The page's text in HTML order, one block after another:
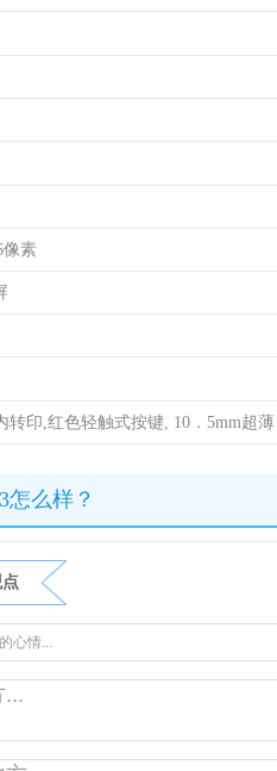
像素
转印,红色轻触式按键, 10．5mm超薄
怎么样？